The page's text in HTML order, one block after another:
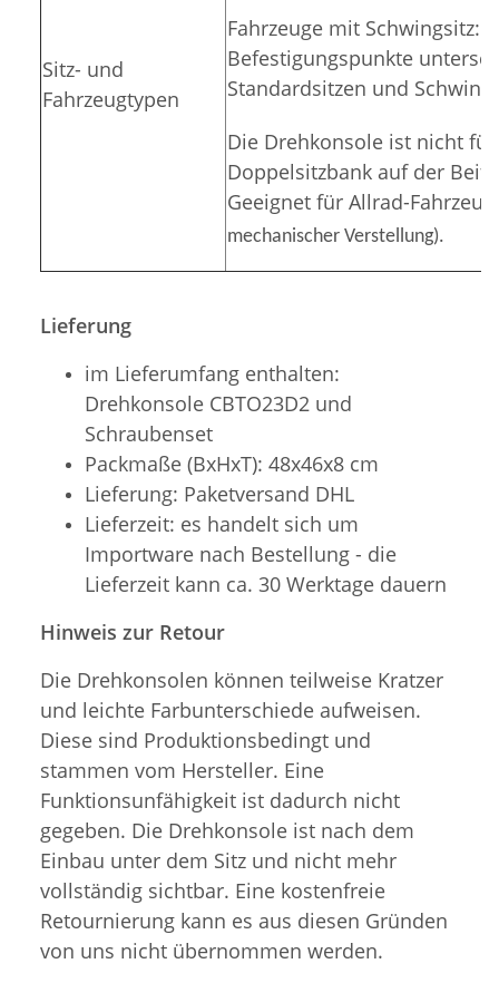
Sitz- und
Fahrzeugtypen
Fahrzeuge mit Schwingsitz:
Befestigungspunkte
Standardsitzen und
Die Drehkonsole ist nicht
Doppelsitzbank auf der
Geeignet für Allrad-
mechanischer Verstellung).
Lieferung
im Lieferumfang enthalten:
Drehkonsole CBTO23D2 und
Schraubenset
Packmaße (BxHxT): 48x46x8 cm
Lieferung: Paketversand DHL
Lieferzeit: es handelt sich um
Importware nach Bestellung - die
Lieferzeit kann ca. 30 Werktage dauern
Hinweis zur Retour
Die Drehkonsolen können teilweise Kratzer
und leichte Farbunterschiede aufweisen.
Diese sind Produktionsbedingt und
stammen vom Hersteller. Eine
Funktionsunfähigkeit ist dadurch nicht
gegeben. Die Drehkonsole ist nach dem
Einbau unter dem Sitz und nicht mehr
vollständig sichtbar. Eine kostenfreie
Retournierung kann es aus diesen Gründen
von uns nicht übernommen werden.